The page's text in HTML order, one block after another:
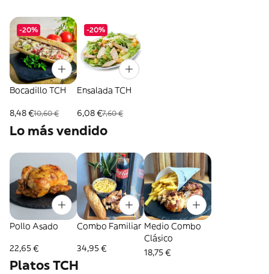
-20%
Bocadillo TCH
8,48 €10,60 €
-20%
Ensalada TCH
6,08 €7,60 €
Lo más vendido
Pollo Asado
22,65 €
Combo Familiar
34,95 €
Medio Combo
Clásico
18,75 €
Platos TCH